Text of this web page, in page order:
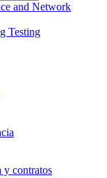
and Network
Testing
y contratos